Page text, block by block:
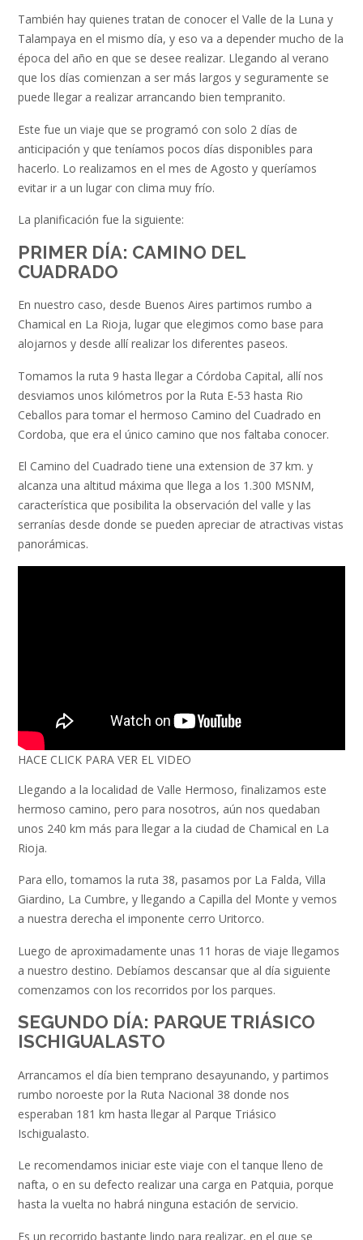
También hay quienes tratan de conocer el Valle de la Luna y
Talampaya en el mismo día, y eso va a depender mucho de la
época del año en que se desee realizar. Llegando al verano
que los días comienzan a ser más largos y seguramente se
puede llegar a realizar arrancando bien tempranito.
Este fue un viaje que se programó con solo 2 días de
anticipación y que teníamos pocos días disponibles para
hacerlo. Lo realizamos en el mes de Agosto y queríamos
evitar ir a un lugar con clima muy frío.
La planificación fue la siguiente:
PRIMER DÍA: CAMINO DEL
CUADRADO
En nuestro caso, desde Buenos Aires partimos rumbo a
Chamical en La Rioja, lugar que elegimos como base para
alojarnos y desde allí realizar los diferentes paseos.
Tomamos la ruta 9 hasta llegar a Córdoba Capital, allí nos
desviamos unos kilómetros por la Ruta E-53 hasta Rio
Ceballos para tomar el hermoso Camino del Cuadrado en
Cordoba, que era el único camino que nos faltaba conocer.
El Camino del Cuadrado tiene una extension de 37 km. y
alcanza una altitud máxima que llega a los 1.300 MSNM,
característica que posibilita la observación del valle y las
serranías desde donde se pueden apreciar de atractivas vistas
panorámicas.
HACE CLICK PARA VER EL VIDEO
Llegando a la localidad de Valle Hermoso, finalizamos este
hermoso camino, pero para nosotros, aún nos quedaban
unos 240 km más para llegar a la ciudad de Chamical en La
Rioja.
Para ello, tomamos la ruta 38, pasamos por La Falda, Villa
Giardino, La Cumbre, y llegando a Capilla del Monte y vemos
a nuestra derecha el imponente cerro Uritorco.
Luego de aproximadamente unas 11 horas de viaje llegamos
a nuestro destino. Debíamos descansar que al día siguiente
comenzamos con los recorridos por los parques.
SEGUNDO DÍA: PARQUE TRIÁSICO
ISCHIGUALASTO
Arrancamos el día bien temprano desayunando, y partimos
rumbo noroeste por la Ruta Nacional 38 donde nos
esperaban 181 km hasta llegar al Parque Triásico
Ischigualasto.
Le recomendamos iniciar este viaje con el tanque lleno de
nafta, o en su defecto realizar una carga en Patquia, porque
hasta la vuelta no habrá ninguna estación de servicio.
Es un recorrido bastante lindo para realizar, en el que se